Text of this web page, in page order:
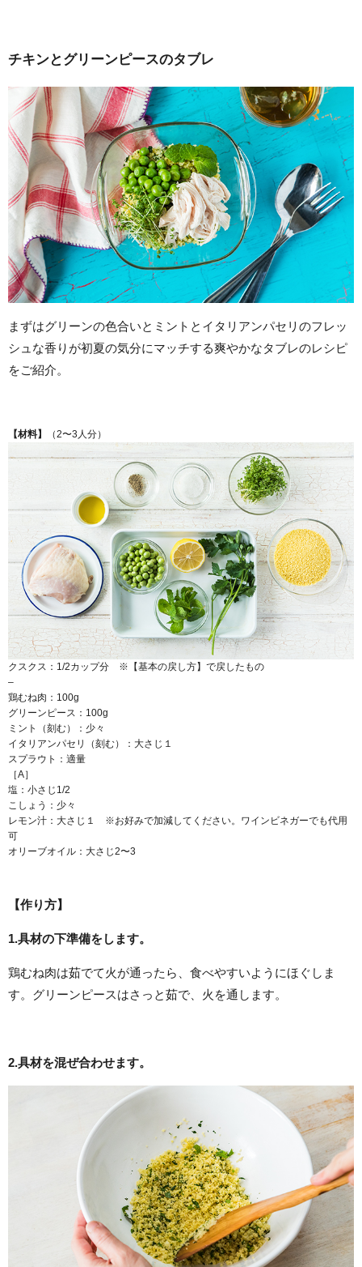
チキンとグリーンピースのタブレ
まずはグリーンの色合いとミントとイタリアンパセリのフレッ
シュな香りが初夏の気分にマッチする爽やかなタブレのレシピ
をご紹介。
【材料】 （2〜3人分）
クスクス：1/2カップ分 ※【基本の戻し方】で戻したもの
–
鶏むね肉：100g
グリーンピース：100g
ミント（刻む）：少々
イタリアンパセリ（刻む）：大さじ１
スプラウト：適量
［A］
塩：小さじ1/2
こしょう：少々
レモン汁：大さじ１ ※お好みで加減してください。ワインビネガーでも代用
可
オリーブオイル：大さじ2〜3
【作り方】
1.具材の下準備をします。
鶏むね肉は茹でて火が通ったら、食べやすいようにほぐしま
す。グリーンピースはさっと茹で、火を通します。
2.具材を混ぜ合わせます。